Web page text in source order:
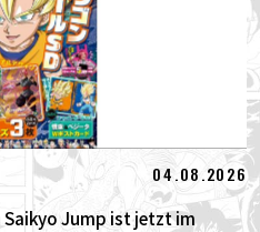
04.08.2026
Saikyo Jump ist jetzt im